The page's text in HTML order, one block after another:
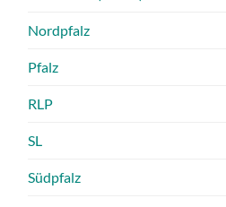
Nordpfalz
Pfalz
RLP
SL
Südpfalz